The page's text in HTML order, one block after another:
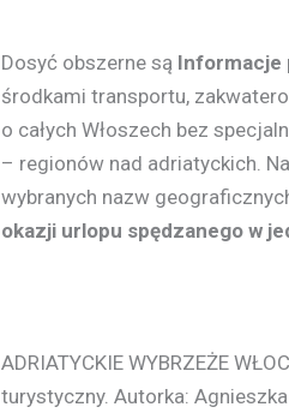
Dosyć obszerne są Informacje
środkami transportu,
o całych Włoszech bez
– regionów nad adriatyckich.
wybranych nazw
okazji urlopu spędzanego w
ADRIATYCKIE WYBRZEŻE
turystyczny. Autorka: